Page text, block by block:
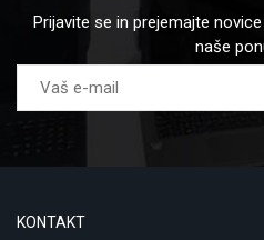
Prijavite se in prejemajte
naše
KONTAKT